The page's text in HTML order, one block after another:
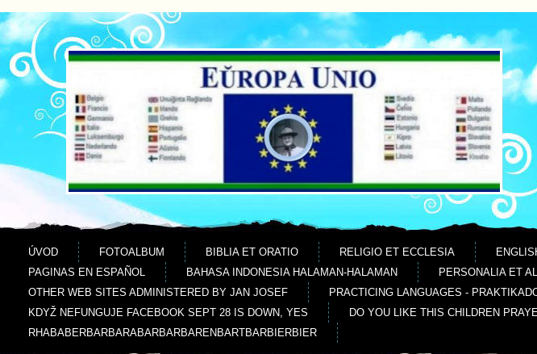
Jdi na obsah
Jdi na menu
ÚVOD FOTOALBUM BIBLIA ET ORATIO RELIGIO ET ECCLESIA
PAGINAS EN ESPAÑOL
BAHASA INDONESIA HALAMAN-HALAMAN
PERSONALIA ET
OTHER WEB SITES ADMINISTERED BY JAN JOSEF
PRACTICING LANGUAGES -
KDYŽ NEFUNGUJE FACEBOOK SEPT 28 IS DOWN, YES
DO YOU LIKE THIS CHILDREN
RHABABERBARBARABARBARBARENBARTBARBIERBIER